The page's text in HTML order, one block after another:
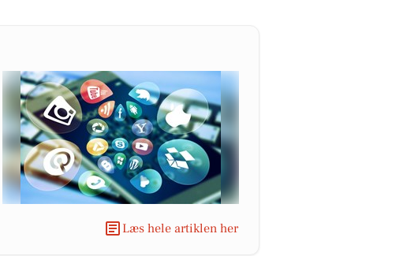
Læs hele artiklen her